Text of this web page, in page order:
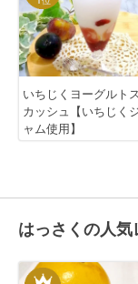
いちじくヨーグルトス
カッシュ【いちじく
ャム使用】
はっさくの人気